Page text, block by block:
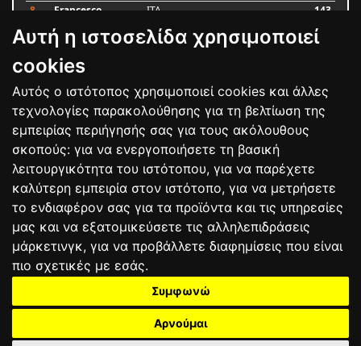
Αυτή η ιστοσελίδα χρησιμοποιεί
cookies
Αυτός ο ιστότοπος χρησιμοποιεί cookies και άλλες
τεχνολογίες παρακολούθησης για τη βελτίωση της
εμπειρίας περιήγησής σας για τους ακόλουθους
σκοπούς: για να ενεργοποιήσετε τη βασική
λειτουργικότητα του ιστότοπου, για να παρέχετε
καλύτερη εμπειρία στον ιστότοπο, για να μετρήσετε
το ενδιαφέρον σας για τα προϊόντα και τις υπηρεσίες
μας και να εξατομικεύσετε τις αλληλεπιδράσεις
μάρκετινγκ, για να προβάλλετε διαφημίσεις που είναι
πιο σχετικές με εσάς.
Συμφωνώ
Αρνούμαι
8
Francesco ITA 143
9 Alex MARQUEZ SPA
106
Luca MARINI
Bαθμολογία
ΟΡΟΙ ΧΡΗΣΗΣΠΟΛΙΤΙΚΗ ΠΡΟΣΤΑΣΙΑΣ
ΑΓΩΝΕΣΑΠΟΤΕΛΕΣΜΑΤΑΑΓΟΡΑ